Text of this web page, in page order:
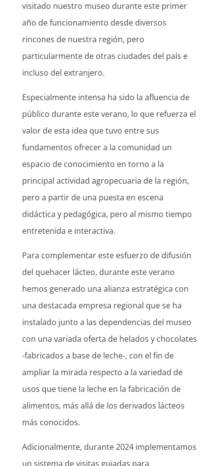
visitado nuestro museo durante este primer
año de funcionamiento desde diversos
rincones de nuestra región, pero
particularmente de otras ciudades del país e
incluso del extranjero.
Especialmente intensa ha sido la afluencia de
público durante este verano, lo que refuerza el
valor de esta idea que tuvo entre sus
fundamentos ofrecer a la comunidad un
espacio de conocimiento en torno a la
principal actividad agropecuaria de la región,
pero a partir de una puesta en escena
didáctica y pedagógica, pero al mismo tiempo
entretenida e interactiva.
Para complementar este esfuerzo de difusión
del quehacer lácteo, durante este verano
hemos generado una alianza estratégica con
una destacada empresa regional que se ha
instalado junto a las dependencias del museo
con una variada oferta de helados y chocolates
-fabricados a base de leche-, con el fin de
ampliar la mirada respecto a la variedad de
usos que tiene la leche en la fabricación de
alimentos, más allá de los derivados lácteos
más conocidos.
Adicionalmente, durante 2024 implementamos
un sistema de visitas guiadas para